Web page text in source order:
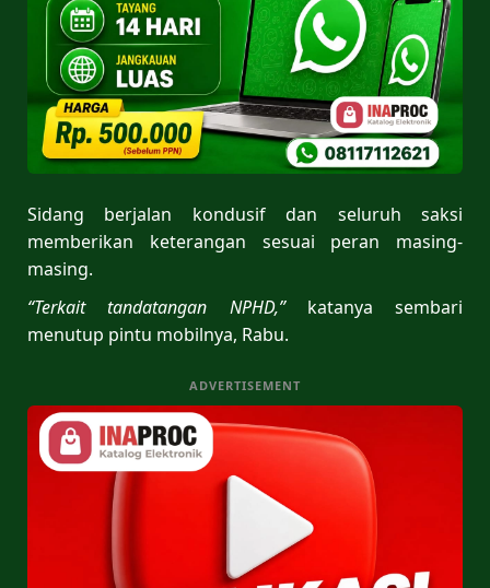
Sidang berjalan kondusif dan seluruh saksi
memberikan keterangan sesuai peran masing-
masing.
“Terkait tandatangan NPHD,”katanya sembari
menutup pintu mobilnya, Rabu.
ADVERTISEMENT